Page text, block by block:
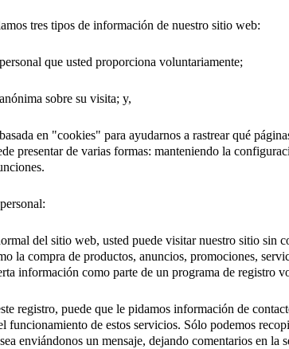
tres tipos de información de nuestro sitio web:
que usted proporciona voluntariamente;
sobre su visita; y,
en "cookies" para ayudarnos a rastrear qué
presentar de varias formas: manteniendo la
del sitio web, usted puede visitar nuestro sitio sin
la compra de productos, anuncios, promociones,
información como parte de un programa de registro
registro, puede que le pidamos información de
funcionamiento de estos servicios. Sólo podemos
enviándonos un mensaje, dejando comentarios en